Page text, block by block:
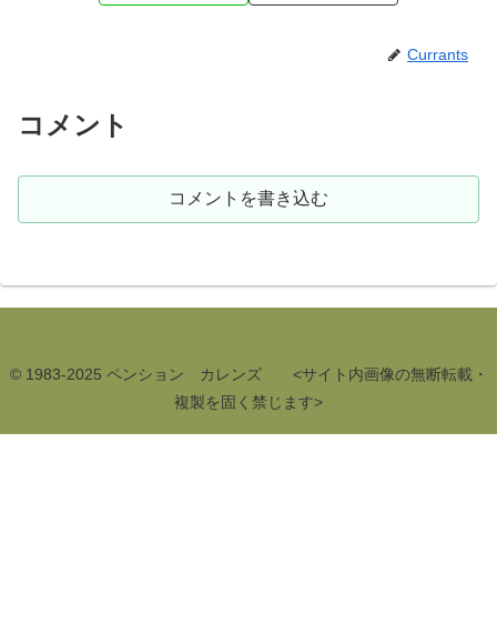
Currants
コメント
コメントを書き込む
© 1983-2025 ペンション カレンズ <サイト内画像の無断転載・
複製を固く禁じます>